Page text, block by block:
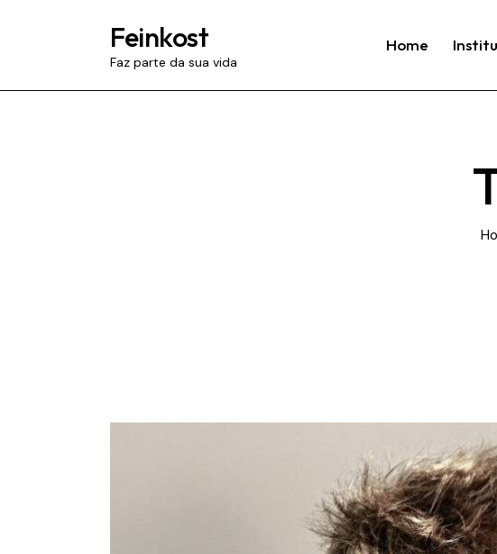
Feinkost
Faz parte da sua vida
Home